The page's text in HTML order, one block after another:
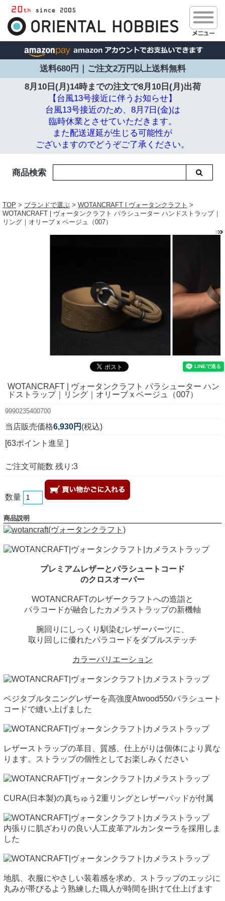
送料680円｜ご注文2万円以上送料無料
8月10日(月)14時までの注文で8月10日(月)出荷
【台風13号接近に伴うお知らせ】
台風13号接近のため、8月7日(金)は
臨時休業とさせていただきます。
また配送遅延が生じる可能性が
ございますのでどうぞご了承ください。
商品検索
TOP > ブランドで選ぶ > WOTANCRAFT | ヴォータンクラフト >
WOTANCRAFT | ヴォータンクラフト パラシューター ハンドストラップ｜
リング｜オリーブ x ベージュ（007）
WOTANCRAFT | ヴォータンクラフト パラシューター ハン
ドストラップ｜リング｜オリーブ x ベージュ（007）
9990235400700
当店販売価格6,930円 (税込)
[63ポイント進呈 ]
ご注文可能数 残り:3
数量
商品説明
プレミアムレザーとパラシュートコード
のクロスオーバー
WOTANCRAFTのレザークラフトへの造詣と
パラコードが融合したカメラストラップの新機軸
腕回りにしっくり馴染むレザーパーツに、
取り回しに優れたパラコードをダブルステッチ
カラーバリエーション
ベジタブルタニングレザーを高強度Atwood550パラシュート
コードで縫い上げました
レザーストラップの革目、質感、仕上がりは個体により異な
ります。ストラップの個性としてお楽しみください
CURA(日本製)の真ちゅう2重リングとレザーパッドが付属
内張りに肌ざわりの良い人工皮革アルカンターラを採用しま
した
地肌、衣服にやさしい装着感を求め、ストラップのエッジに
丸みが帯びるよう熟練した職人が時間を掛けて仕上げます